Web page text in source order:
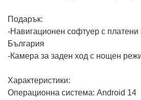
Подарък:
-Навигационен софтуер с платени
България
-Камера за заден ход с нощен
Характеристики:
Операционна система: Android 14